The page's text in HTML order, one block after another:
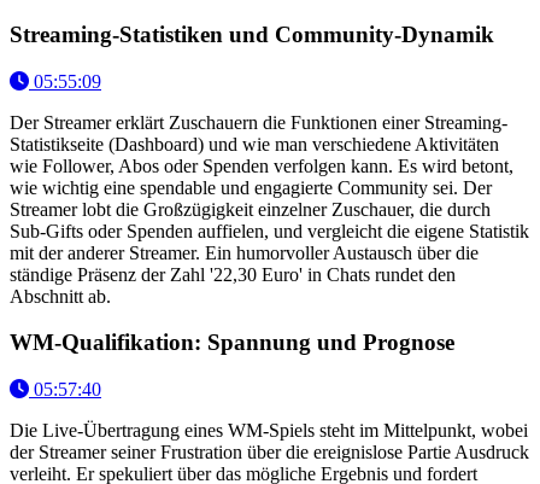
Streaming-Statistiken und Community-Dynamik
05:55:09
Der Streamer erklärt Zuschauern die Funktionen einer Streaming-
Statistikseite (Dashboard) und wie man verschiedene Aktivitäten
wie Follower, Abos oder Spenden verfolgen kann. Es wird betont,
wie wichtig eine spendable und engagierte Community sei. Der
Streamer lobt die Großzügigkeit einzelner Zuschauer, die durch
Sub-Gifts oder Spenden auffielen, und vergleicht die eigene Statistik
mit der anderer Streamer. Ein humorvoller Austausch über die
ständige Präsenz der Zahl '22,30 Euro' in Chats rundet den
Abschnitt ab.
WM-Qualifikation: Spannung und Prognose
05:57:40
Die Live-Übertragung eines WM-Spiels steht im Mittelpunkt, wobei
der Streamer seiner Frustration über die ereignislose Partie Ausdruck
verleiht. Er spekuliert über das mögliche Ergebnis und fordert